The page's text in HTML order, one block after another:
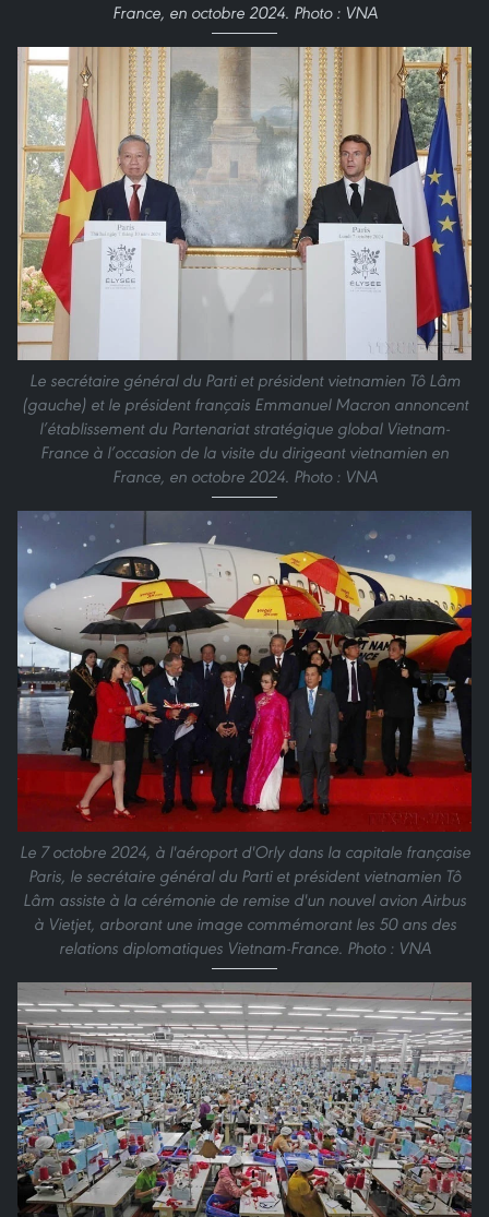
France, en octobre 2024. Photo : VNA
Le secrétaire général du Parti et président vietnamien Tô Lâm
(gauche) et le président français Emmanuel Macron annoncent
l’établissement du Partenariat stratégique global Vietnam-
France à l’occasion de la visite du dirigeant vietnamien en
France, en octobre 2024. Photo : VNA
Le 7 octobre 2024, à l'aéroport d'Orly dans la capitale française
Paris, le secrétaire général du Parti et président vietnamien Tô
Lâm assiste à la cérémonie de remise d'un nouvel avion Airbus
à Vietjet, arborant une image commémorant les 50 ans des
relations diplomatiques Vietnam-France. Photo : VNA